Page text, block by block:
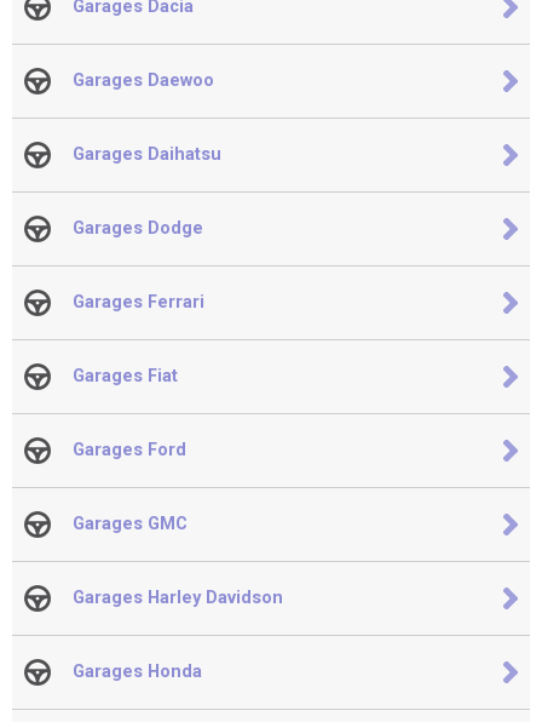
Garages Dacia
Garages Daewoo
Garages Daihatsu
Garages Dodge
Garages Ferrari
Garages Fiat
Garages Ford
Garages GMC
Garages Harley Davidson
Garages Honda